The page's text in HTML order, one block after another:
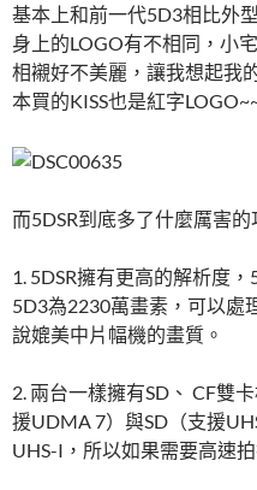
基本上和前一代5D3相比外
身上的LOGO有不相同，小
相襯好不美麗，讓我想起我
本買的KISS也是紅字
而5DSR到底多了什麼厲害
1. 5DSR擁有更高的解析度
5D3為2230萬畫素，可以處
說媲美中片幅機的畫質。
2. 兩台一樣擁有SD、 CF雙
援UDMA 7）與SD（支援
UHS-I，所以如果需要高速